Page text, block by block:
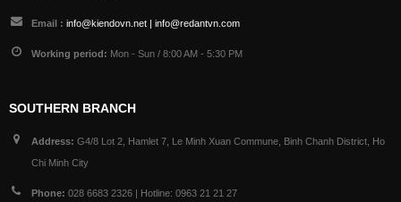
Email : info@kiendovn.net | info@redantvn.com
Working period: Mon - Sun / 8:00 AM - 5:30 PM
SOUTHERN BRANCH
Address: G4/8 Lot 2, Hamlet 7, Le Minh Xuan Commune, Binh Chanh District, Ho
Chi Minh City
Phone: 028 6683 2326 | Hotline: 0963 21 21 27